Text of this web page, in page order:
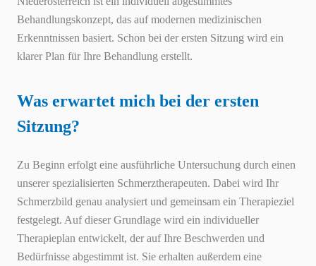
Behandlungskonzept, das auf modernen medizinischen
Erkenntnissen basiert. Schon bei der ersten Sitzung wird ein
klarer Plan für Ihre Behandlung erstellt.
Was erwartet mich bei der ersten
Sitzung?
Zu Beginn erfolgt eine ausführliche Untersuchung durch einen
unserer spezialisierten Schmerztherapeuten. Dabei wird Ihr
Schmerzbild genau analysiert und gemeinsam ein Therapieziel
festgelegt. Auf dieser Grundlage wird ein individueller
Therapieplan entwickelt, der auf Ihre Beschwerden und
Bedürfnisse abgestimmt ist. Sie erhalten außerdem eine